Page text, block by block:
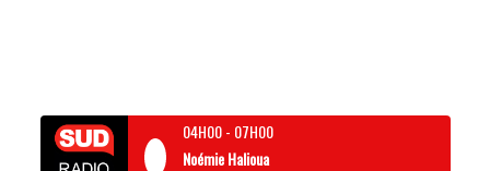
04H00- 07H00
Noémie Halioua